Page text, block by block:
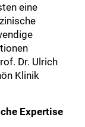
eine
Dr. Ulrich
Klinik
Expertise